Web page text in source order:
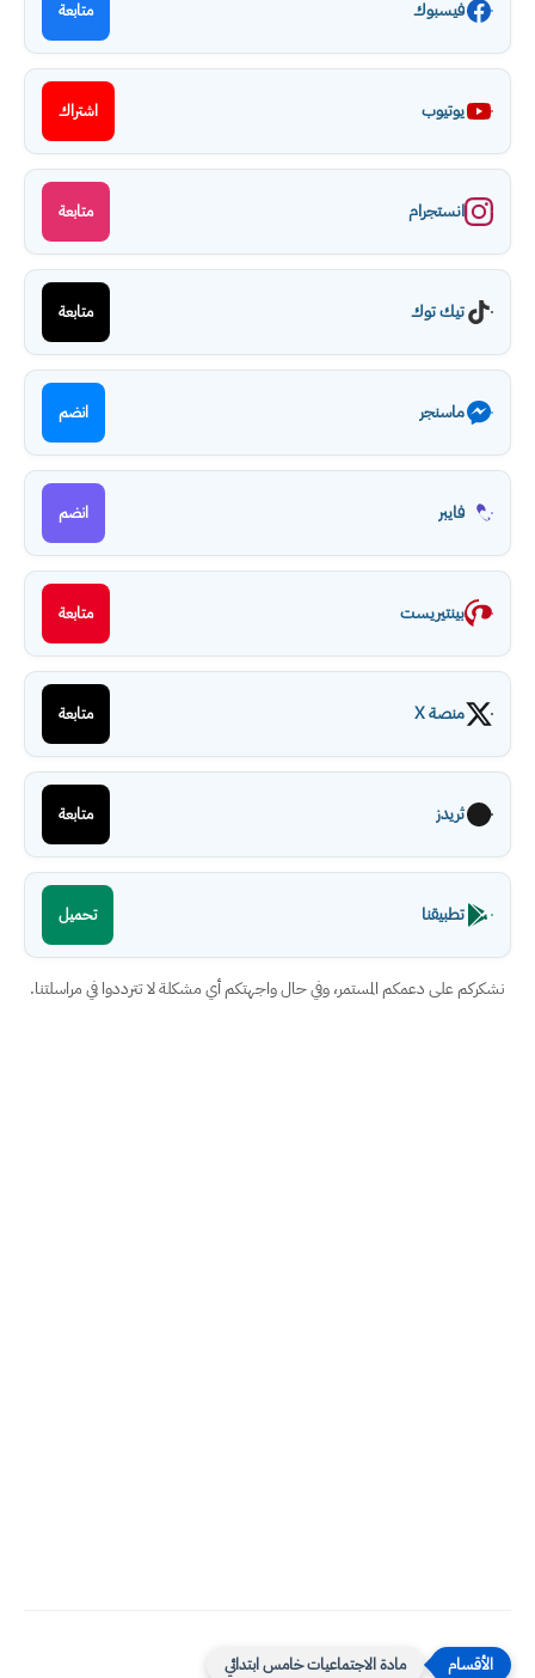
فيسبوك متابعة
يوتيوب اشتراك
انستجرام متابعة
تيك توك متابعة
ماسنجر انضم
فايبر انضم
بينتيريست متابعة
منصة X متابعة
ثريدز متابعة
تطبيقنا تحميل
نشكركم على دعمكم المستمر، وفي حال واجهتكم أي مشكلة لا تترددوا في مراسلتنا.
مادة الاجتماعيات خامس ابتدائي